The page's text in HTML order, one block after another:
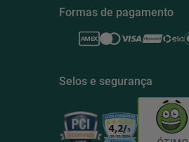
Formas de pagamento
Selos e segurança